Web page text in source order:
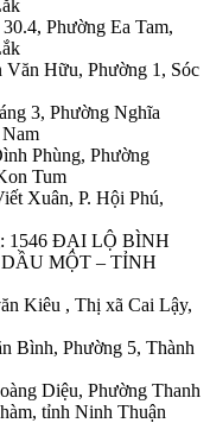
Phường Ea Tam,
Hữu, Phường 1, Sóc
3, Phường Nghĩa
Phùng, Phường
Tum
Xuân, P. Hội Phú,
1546 ĐẠI LỘ BÌNH
DẦU MỘT – TỈNH
Kiêu , Thị xã Cai Lậy,
Bình, Phường 5, Thành
Diệu, Phường Thanh
tỉnh Ninh Thuận